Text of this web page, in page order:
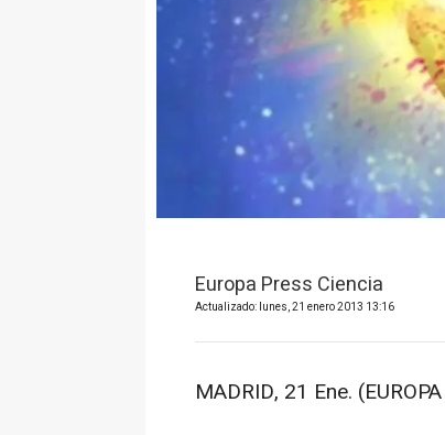
Europa Press Ciencia
Actualizado: lunes, 21 enero 2013 13:16
MADRID, 21 Ene.